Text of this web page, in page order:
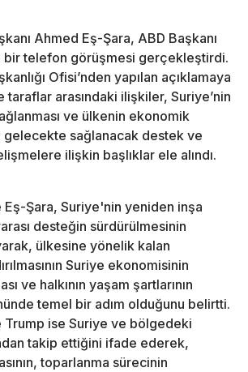
Ahmed Eş-Şara, ABD Başkanı
bir telefon görüşmesi gerçekleştirdi.
Ofisi’nden yapılan açıklamaya
arasındaki ilişkiler, Suriye’nin
ve ülkenin ekonomik
gelecekte sağlanacak destek ve
ilişkin başlıklar ele alındı.
Eş-Şara, Suriye'nin yeniden inşa
desteğin sürdürülmesinin
ülkesine yönelik kalan
Suriye ekonomisinin
ve halkının yaşam şartlarının
temel bir adım olduğunu belirtti.
Trump ise Suriye ve bölgedeki
takip ettiğini ifade ederek,
toparlanma sürecinin